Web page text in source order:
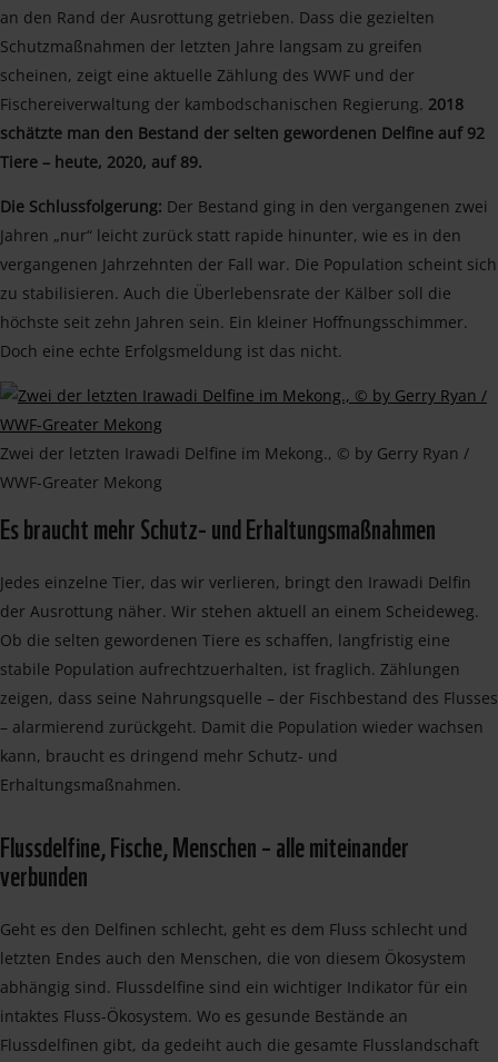
an den Rand der Ausrottung getrieben. Dass die gezielten
Schutzmaßnahmen der letzten Jahre langsam zu greifen
scheinen, zeigt eine aktuelle Zählung des WWF und der
Fischereiverwaltung der kambodschanischen Regierung. 2018
schätzte man den Bestand der selten gewordenen Delfine auf 92
Tiere – heute, 2020, auf 89.
Die Schlussfolgerung: Der Bestand ging in den vergangenen zwei
Jahren „nur“ leicht zurück statt rapide hinunter, wie es in den
vergangenen Jahrzehnten der Fall war. Die Population scheint sich
zu stabilisieren. Auch die Überlebensrate der Kälber soll die
höchste seit zehn Jahren sein. Ein kleiner Hoffnungsschimmer.
Doch eine echte Erfolgsmeldung ist das nicht.
Zwei der letzten Irawadi Delfine im Mekong., © by Gerry Ryan /
WWF-Greater Mekong
Es braucht mehr Schutz- und Erhaltungsmaßnahmen
Jedes einzelne Tier, das wir verlieren, bringt den Irawadi Delfin
der Ausrottung näher. Wir stehen aktuell an einem Scheideweg.
Ob die selten gewordenen Tiere es schaffen, langfristig eine
stabile Population aufrechtzuerhalten, ist fraglich. Zählungen
zeigen, dass seine Nahrungsquelle – der Fischbestand des Flusses
– alarmierend zurückgeht. Damit die Population wieder wachsen
kann, braucht es dringend mehr Schutz- und
Erhaltungsmaßnahmen.
Flussdelfine, Fische, Menschen – alle miteinander
verbunden
Geht es den Delfinen schlecht, geht es dem Fluss schlecht und
letzten Endes auch den Menschen, die von diesem Ökosystem
abhängig sind. Flussdelfine sind ein wichtiger Indikator für ein
intaktes Fluss-Ökosystem. Wo es gesunde Bestände an
Flussdelfinen gibt, da gedeiht auch die gesamte Flusslandschaft